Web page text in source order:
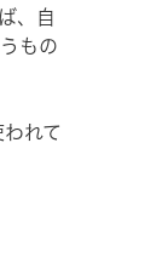
、自
もの
れて